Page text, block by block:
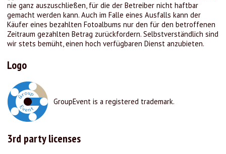
nie ganz auszuschließen, für die der Betreiber nicht haftbar
gemacht werden kann. Auch im Falle eines Ausfalls kann der
Käufer eines bezahlten Fotoalbums nur den für den betroffenen
Zeitraum gezahlten Betrag zurückfordern. Selbstverständlich sind
wir stets bemüht, einen hoch verfügbaren Dienst anzubieten.
Logo
GroupEvent is a registered trademark.
3rd party licenses